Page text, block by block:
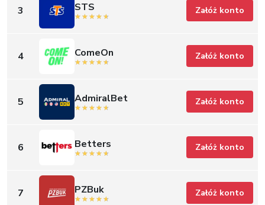
3 STS Załóż konto
4 ComeOn Załóż konto
5 AdmiralBet Załóż konto
6 Betters Załóż konto
7 PZBuk Załóż konto